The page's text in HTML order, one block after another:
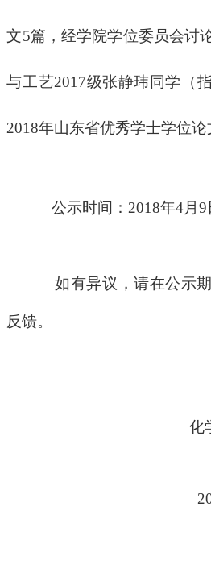
文5篇，经学院学位委员会讨
与工艺2017级张静玮同学（
2018年山东省优秀学士学位论
公示时间：2018年4月
如有异议，请在公示
反馈。
化